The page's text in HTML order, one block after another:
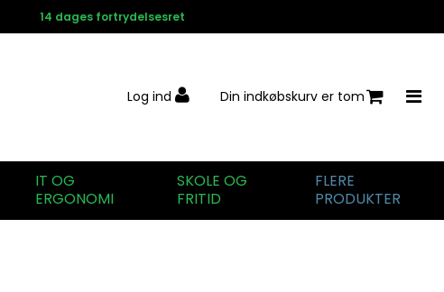
14 dages fortrydelsesret
Log ind Din indkøbskurv er tom
IT OG
ERGONOMI
SKOLE OG
FRITID
FLERE
PRODUKTER